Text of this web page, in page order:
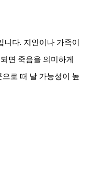
니다. 지인이나 가족이
면 죽음을 의미하게
로 떠 날 가능성이 높